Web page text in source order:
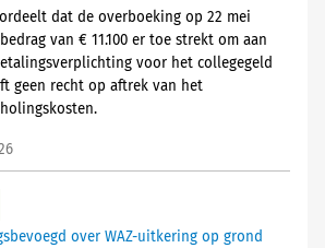
dat de overboeking op 22 mei
van € 11.100 er toe strekt om aan
voor het collegegeld
geen recht op aftrek van het
over WAZ-uitkering op grond